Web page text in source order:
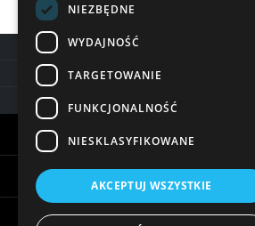
DARMOWA DOSTAWA
DOSTAWA DO 7 DNI
BLIK, SZYBKIE
Informacje
NIEZBĘDNE
WYDAJNOŚĆ
TARGETOWANIE
FUNKCJONALNOŚĆ
NIESKLASYFIKOWANE
AKCEPTUJ WSZYSTKIE